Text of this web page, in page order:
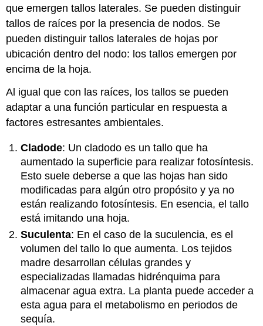
que emergen tallos laterales. Se pueden distinguir
tallos de raíces por la presencia de nodos. Se
pueden distinguir tallos laterales de hojas por
ubicación dentro del nodo: los tallos emergen por
encima de la hoja.
Al igual que con las raíces, los tallos se pueden
adaptar a una función particular en respuesta a
factores estresantes ambientales.
Cladode: Un cladodo es un tallo que ha
aumentado la superficie para realizar fotosíntesis.
Esto suele deberse a que las hojas han sido
modificadas para algún otro propósito y ya no
están realizando fotosíntesis. En esencia, el tallo
está imitando una hoja.
Suculenta: En el caso de la suculencia, es el
volumen del tallo lo que aumenta. Los tejidos
madre desarrollan células grandes y
especializadas llamadas hidrénquima para
almacenar agua extra. La planta puede acceder a
esta agua para el metabolismo en periodos de
sequía.